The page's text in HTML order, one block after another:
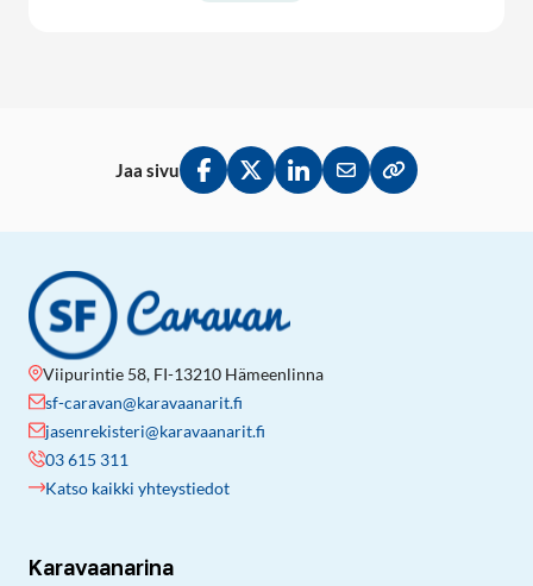
Jaa sivu
Jaa Facebookissa
Jaa Twitterissä
Jaa LinkedInissä
Jaa sähköpostitse
Kopioi linkki
Viipurintie 58, FI-13210 Hämeenlinna
sf-caravan@karavaanarit.fi
jasenrekisteri@karavaanarit.fi
03 615 311
Katso kaikki yhteystiedot
Karavaanarina